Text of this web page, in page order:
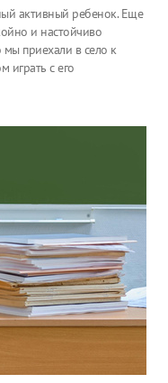
активный ребенок. Еще
и настойчиво
мы приехали в село к
играть с его